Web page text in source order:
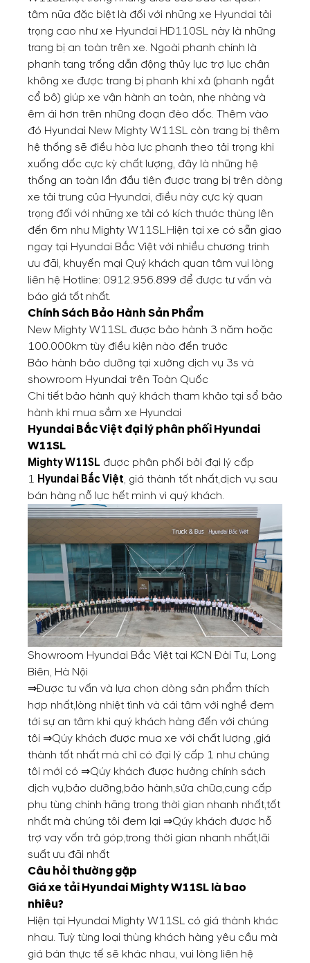
tâm nữa đặc biệt là đối với những xe Hyundai tải
trọng cao như xe Hyundai HD110SL này là những
trang bị an toàn trên xe. Ngoài phanh chính là
phanh tang trống dẫn động thủy lực trợ lực chân
không xe được trang bị phanh khí xả (phanh ngắt
cổ bô) giúp xe vận hành an toàn, nhẹ nhàng và
êm ái hơn trên những đoạn đèo dốc. Thêm vào
đó Hyundai New Mighty W11SL còn trang bị thêm
hệ thống sẽ điều hòa lực phanh theo tải trọng khi
xuống dốc cực kỳ chất lượng, đây là những hệ
thống an toàn lần đầu tiên được trang bị trên dòng
xe tải trung của Hyundai, điều này cực kỳ quan
trọng đối với những xe tải có kích thước thùng lên
đến 6m như Mighty W11SL.Hiện tại xe có sẵn giao
ngay tại Hyundai Bắc Việt với nhiều chương trình
ưu đãi, khuyến mại Quý khách quan tâm vui lòng
liên hệ Hotline: 0912.956.899 để được tư vấn và
báo giá tốt nhất.
Chính Sách Bảo Hành Sản Phẩm
New Mighty W11SL được bảo hành 3 năm hoặc
100.000km tùy điều kiện nào đến trước
Bảo hành bảo dưỡng tại xưởng dịch vụ 3s và
showroom Hyundai trên Toàn Quốc
Chi tiết bảo hành quý khách tham khảo tại sổ bảo
hành khi mua sắm xe Hyundai
Hyundai Bắc Việt đại lý phân phối Hyundai
W11SL
Mighty W11SL được phân phối bởi đại lý cấp
1 Hyundai Bắc Việt, giá thành tốt nhất,dịch vụ sau
bán hàng nỗ lực hết mình vì quý khách.
Showroom Hyundai Bắc Việt tại KCN Đài Tư, Long
Biên, Hà Nội
⇒Được tư vấn và lựa chọn dòng sản phẩm thích
hợp nhất,lòng nhiệt tình và cái tâm với nghề đem
tới sự an tâm khi quý khách hàng đến với chúng
tôi ⇒Qúy khách được mua xe với chất lượng ,giá
thành tốt nhất mà chỉ có đại lý cấp 1 như chúng
tôi mới có ⇒Qúy khách được hưởng chính sách
dịch vụ,bảo dưỡng,bảo hành,sửa chữa,cung cấp
phụ tùng chính hãng trong thời gian nhanh nhất,tốt
nhất mà chúng tôi đem lại ⇒Qúy khách được hỗ
trợ vay vốn trả góp,trong thời gian nhanh nhất,lãi
suất ưu đãi nhất
Câu hỏi thường gặp
Giá xe tải Hyundai Mighty W11SL là bao
nhiêu?
Hiện tại Hyundai Mighty W11SL có giá thành khác
nhau. Tuỳ từng loại thùng khách hàng yêu cầu mà
giá bán thực tế sẽ khác nhau, vui lòng liên hệ